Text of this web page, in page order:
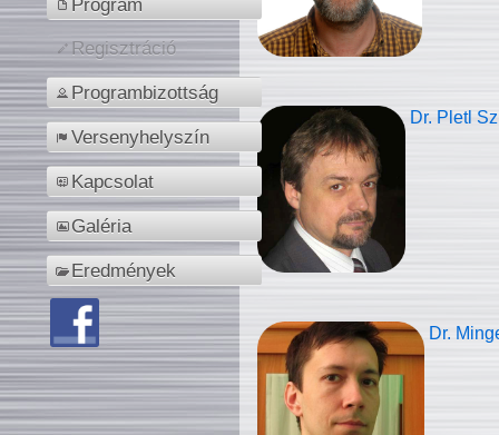
Regisztráció
Programbizottság
Versenyhelyszín
Kapcsolat
Galéria
Eredmények
Dr. Pletl
Dr.